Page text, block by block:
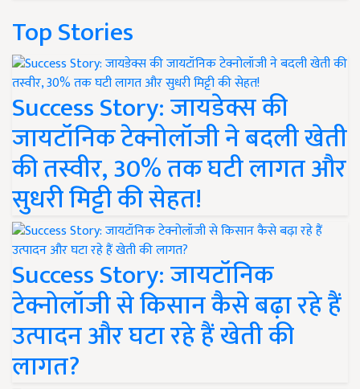
Top Stories
Success Story: जायडेक्स की
जायटॉनिक टेक्नोलॉजी ने बदली खेती
की तस्वीर, 30% तक घटी लागत और
सुधरी मिट्टी की सेहत!
Success Story: जायटॉनिक
टेक्नोलॉजी से किसान कैसे बढ़ा रहे हैं
उत्पादन और घटा रहे हैं खेती की
लागत?